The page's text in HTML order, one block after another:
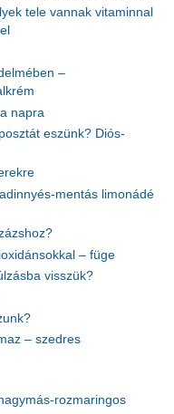
tele vannak vitaminnal
–
napra
eszünk? Diós-
mentás limonádé
– füge
visszük?
– szedres
rozmaringos